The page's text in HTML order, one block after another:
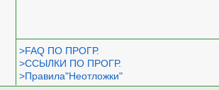
>FAQ ПО ПРОГР.
>ССЫЛКИ ПО ПРОГР.
>Правила"Неотложки"